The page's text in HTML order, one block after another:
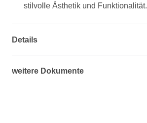
stilvolle Ästhetik und Funktionalität.
Details
weitere Dokumente